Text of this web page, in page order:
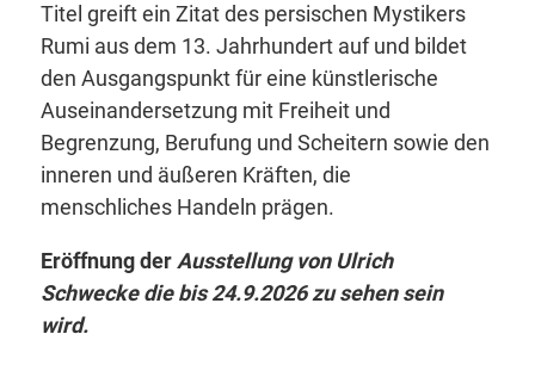
Titel greift ein Zitat des persischen Mystikers
Rumi aus dem 13. Jahrhundert auf und bildet
den Ausgangspunkt für eine künstlerische
Auseinandersetzung mit Freiheit und
Begrenzung, Berufung und Scheitern sowie den
inneren und äußeren Kräften, die
menschliches Handeln prägen.
Eröffnung derAusstellung von Ulrich
Schwecke die bis 24.9.2026 zu sehen sein
wird.